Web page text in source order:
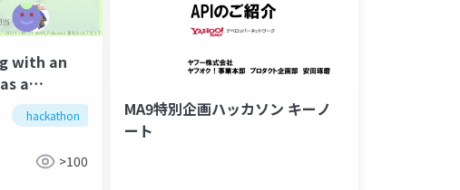
with an
a
regional
hackathon community
>100
MA9特別企画ハッカソン キーノ
ート